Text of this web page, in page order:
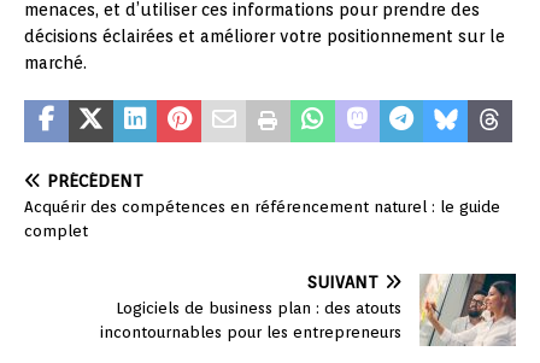
menaces, et d’utiliser ces informations pour prendre des
décisions éclairées et améliorer votre positionnement sur le
marché.
PRÉCÉDENT
Acquérir des compétences en référencement naturel : le guide
complet
SUIVANT
Logiciels de business plan : des atouts
incontournables pour les entrepreneurs